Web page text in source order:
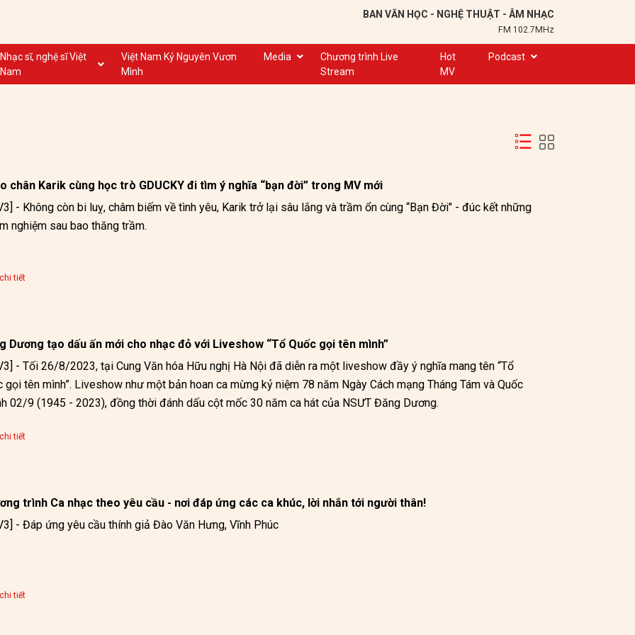
BAN VĂN HỌC - NGHỆ THUẬT - ÂM NHẠC
FM 102.7MHz
Nhạc sĩ, nghệ sĩ Việt
Nam
Nghệ sĩ biểu diễn VN
Việt Nam Kỷ Nguyên Vươn
Mình
Media
Dân ca
Chương trình Live
Stream
Hot
MV
Podcast
Trạm 102,7
Chuyện để kể
Đôi bạn văn chương
chân Karik cùng học trò GDUCKY đi tìm ý nghĩa “bạn đời” trong MV mới
- Không còn bi luỵ, châm biếm về tình yêu, Karik trở lại sâu lắng và trầm ổn cùng “Bạn Đời" - đúc kết những
nghiệm sau bao thăng trầm.
tiết
Dương tạo dấu ấn mới cho nhạc đỏ với Liveshow “Tổ Quốc gọi tên mình”
- Tối 26/8/2023, tại Cung Văn hóa Hữu nghị Hà Nội đã diễn ra một liveshow đầy ý nghĩa mang tên “Tổ
gọi tên mình”. Liveshow như một bản hoan ca mừng kỷ niệm 78 năm Ngày Cách mạng Tháng Tám và Quốc
02/9 (1945 - 2023), đồng thời đánh dấu cột mốc 30 năm ca hát của NSƯT Đăng Dương.
tiết
trình Ca nhạc theo yêu cầu - nơi đáp ứng các ca khúc, lời nhắn tới người thân!
- Đáp ứng yêu cầu thính giả Đào Văn Hưng, Vĩnh Phúc
tiết